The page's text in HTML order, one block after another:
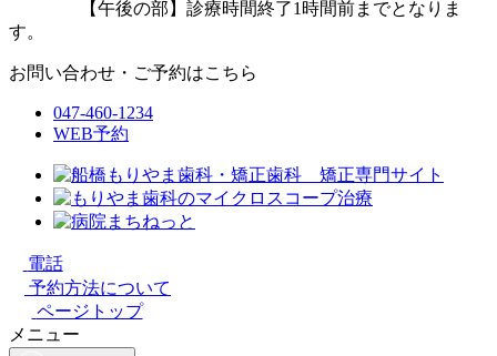
【午後の部】診療時間終了1時間前までとなりま
す。
お問い合わせ・ご予約はこちら
047-460-1234
WEB予約
電話
予約方法について
ページトップ
メニュー